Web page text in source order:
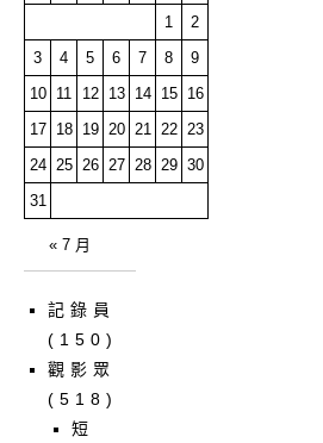
1
2
3
4 5 6 7 8
9
10
11 12 13 14 15
16
17
18 19 20 21 22 23
24 25 26 27 28 29 30
31
« 7 月
記錄員
(150)
觀影眾
(518)
短